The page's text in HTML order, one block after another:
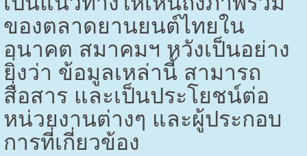
ของตลาดยานยนต์ไทยใน
อนาคต สมาคมฯ หวังเป็นอย่าง
ยิ่งว่า ข้อมูลเหล่านี้ สามารถ
สื่อสาร และเป็นประโยชน์ต่อ
หน่วยงานต่างๆ และผู้ประกอบ
การที่เกี่ยวข้อง